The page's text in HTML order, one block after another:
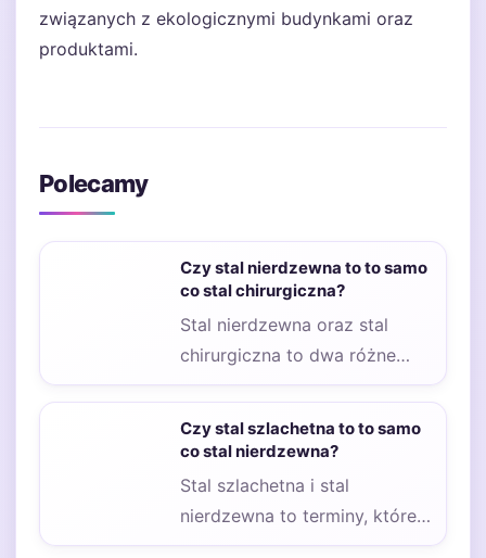
związanych z ekologicznymi budynkami oraz
produktami.
Polecamy
Czy stal nierdzewna to to samo
co stal chirurgiczna?
Stal nierdzewna oraz stal
chirurgiczna to dwa różne
rodzaje stali, które często są
Czy stal szlachetna to to samo
co stal nierdzewna?
Stal szlachetna i stal
nierdzewna to terminy, które
często są używane zamiennie,